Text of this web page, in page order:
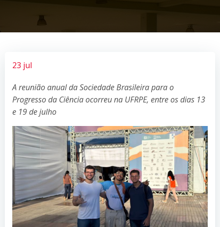
23 jul
A reunião anual da Sociedade Brasileira para o
Progresso da Ciência ocorreu na UFRPE, entre os dias 13
e 19 de julho